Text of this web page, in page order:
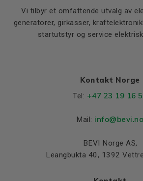
Vi tilbyr et omfattende utvalg av
generatorer, girkasser,
startutstyr og service
Kontakt Norge
Tel: +47 23 19 16
Mail: info@bevi.no
BEVI Norge AS,
Leangbukta 40, 1392